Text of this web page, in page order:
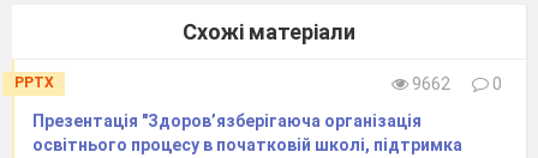
Схожі матеріали
PPTX 9662
0
Презентація "Здоров’язберігаюча організація
освітнього процесу в початковій школі, підтримка